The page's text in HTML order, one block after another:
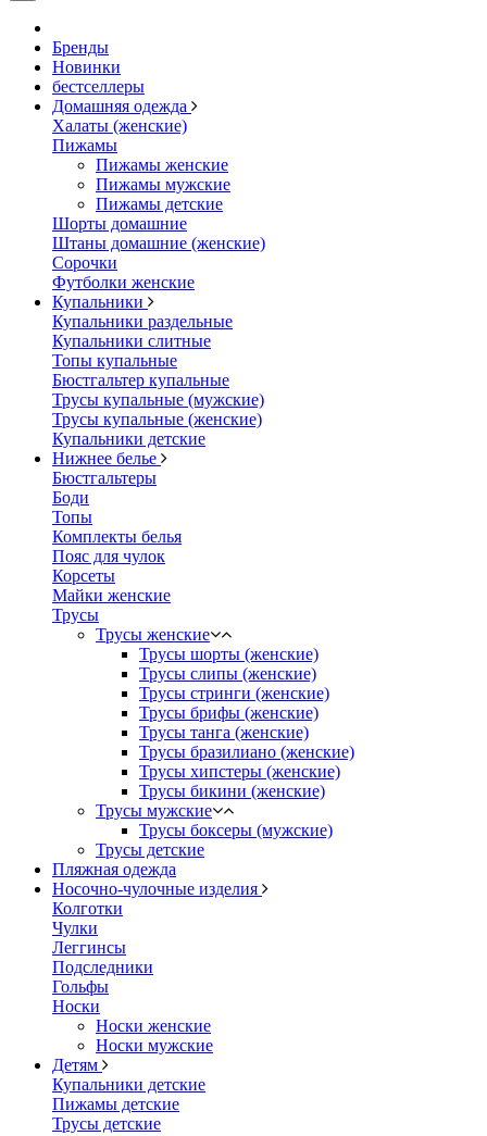
Бренды
Новинки
бестселлеры
Домашняя одежда
Халаты (женские)
Пижамы
Пижамы женские
Пижамы мужские
Пижамы детские
Шорты домашние
Штаны домашние (женские)
Сорочки
Футболки женские
Купальники
Купальники раздельные
Купальники слитные
Топы купальные
Бюстгальтер купальные
Трусы купальные (мужские)
Трусы купальные (женские)
Купальники детские
Нижнее белье
Бюстгальтеры
Боди
Топы
Комплекты белья
Пояс для чулок
Корсеты
Майки женские
Трусы
Трусы женские
Трусы шорты (женские)
Трусы слипы (женские)
Трусы стринги (женские)
Трусы брифы (женские)
Трусы танга (женские)
Трусы бразилиано (женские)
Трусы хипстеры (женские)
Трусы бикини (женские)
Трусы мужские
Трусы боксеры (мужские)
Трусы детские
Пляжная одежда
Носочно-чулочные изделия
Колготки
Чулки
Леггинсы
Подследники
Гольфы
Носки
Носки женские
Носки мужские
Детям
Купальники детские
Пижамы детские
Трусы детские